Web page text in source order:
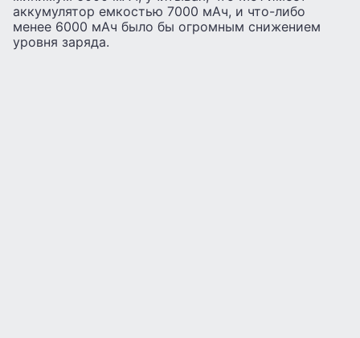
аккумулятор емкостью 7000 мАч, и что-либо
менее 6000 мАч было бы огромным снижением
уровня заряда.